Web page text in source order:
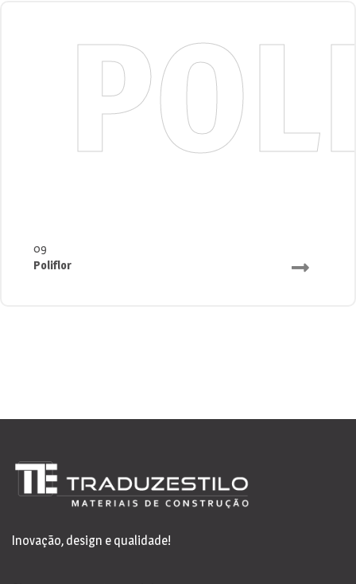
09
Poliflor
Inovação, design e qualidade!